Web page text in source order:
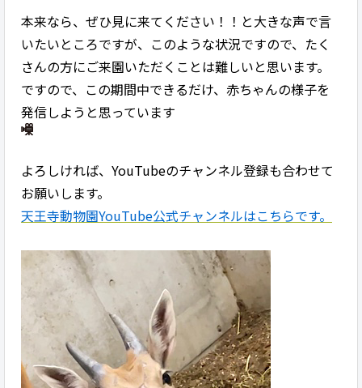
本来なら、ぜひ見に来てください！！と大きな声で言
いたいところですが、このような状況ですので、たく
さんの方にご来園いただくことは難しいと思います。
ですので、この期間中できるだけ、赤ちゃんの様子を
発信しようと思っています
よろしければ、YouTubeのチャンネル登録も合わせて
お願いします。
天王寺動物園YouTube公式チャンネルはこちらです。